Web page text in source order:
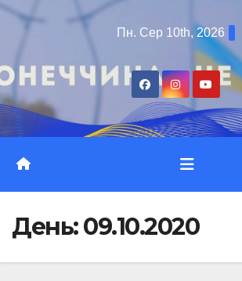
Перейти
Пн. Сер 10th, 2026
День:09.10.2020